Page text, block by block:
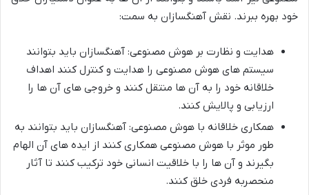
خود بهره ببرند. نقش آهنگسازان به سمت:
هدایت و نظارت بر هوش مصنوعی: آهنگسازان باید بتوانند
سیستم های هوش مصنوعی را هدایت و کنترل کنند اهداف
خلاقانه خود را به آن ها منتقل کنند و خروجی های آن ها را
ارزیابی و پالایش کنند.
همکاری خلاقانه با هوش مصنوعی: آهنگسازان باید بتوانند به
طور موثر با هوش مصنوعی همکاری کنند از ایده های آن الهام
بگیرند و آن ها را با خلاقیت انسانی خود ترکیب کنند تا آثار
منحصربه فردی خلق کنند.